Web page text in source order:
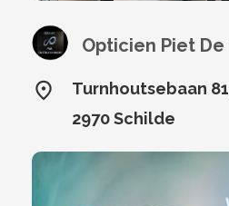
Opticien Piet
Turnhoutsebaan
2970 Schilde